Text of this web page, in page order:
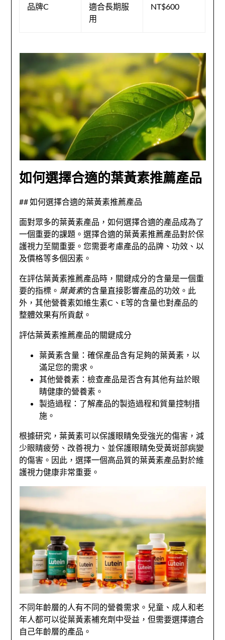
品牌C
適合長期服
用
NT$600
如何選擇合適的葉黃素推薦產品
## 如何選擇合適的葉黃素推薦產品
面對眾多的葉黃素產品，如何選擇合適的產品成為了
一個重要的課題。選擇合適的葉黃素推薦產品對於保
護視力至關重要。您需要考慮產品的品牌、功效、以
及價格等多個因素。
在評估葉黃素推薦產品時，關鍵成分的含量是一個重
要的指標。 葉黃素的含量直接影響產品的功效。此
外，其他營養素如維生素C、E等的含量也對產品的
整體效果有所貢獻。
評估葉黃素推薦產品的關鍵成分
葉黃素含量：確保產品含有足夠的葉黃素，以
滿足您的需求。
其他營養素：檢查產品是否含有其他有益於眼
睛健康的營養素。
製造過程：了解產品的製造過程和質量控制措
施。
根據研究，葉黃素可以保護眼睛免受強光的傷害，減
少眼睛疲勞、改善視力、並保護眼睛免受黃斑部病變
的傷害。因此，選擇一個高品質的葉黃素產品對於維
護視力健康非常重要。
不同年齡層的人有不同的營養需求。兒童、成人和老
年人都可以從葉黃素補充劑中受益，但需要選擇適合
自己年齡層的產品。